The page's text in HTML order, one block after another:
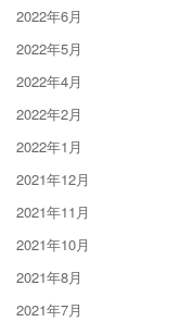
2022年6月
2022年5月
2022年4月
2022年2月
2022年1月
2021年12月
2021年11月
2021年10月
2021年8月
2021年7月